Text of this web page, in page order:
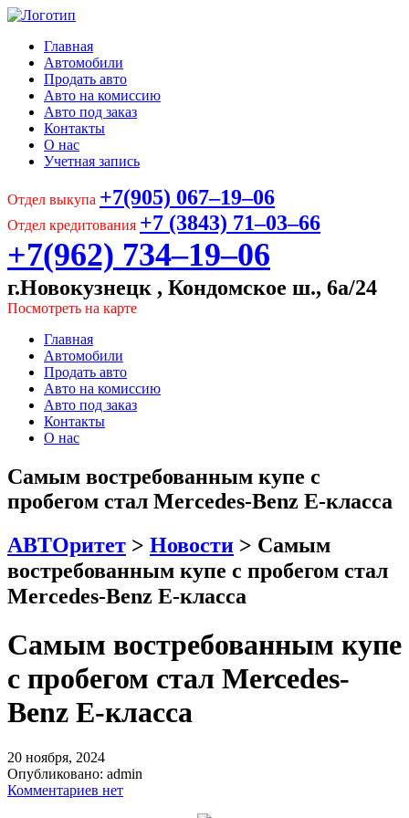
Главная
Автомобили
Продать авто
Авто на комиссию
Авто под заказ
Контакты
О нас
Учетная запись
Отдел выкупа +7(905) 067‒19‒06
Отдел кредитования +7 (3843) 71‒03‒66
+7(962) 734‒19‒06
г.Новокузнецк , Кондомское ш., 6а/24
Посмотреть на карте
Главная
Автомобили
Продать авто
Авто на комиссию
Авто под заказ
Контакты
О нас
Самым востребованным купе с
пробегом стал Mercedes-Benz E-класса
АВТОритет > Новости > Самым
востребованным купе с пробегом стал
Mercedes-Benz E-класса
Самым востребованным купе
с пробегом стал Mercedes-
Benz E-класса
20 ноября, 2024
Опубликовано: admin
Комментариев нет